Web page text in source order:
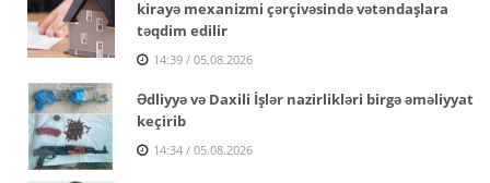
kirayə mexanizmi çərçivəsində vətəndaşlara
təqdim edilir
14:39 / 05.08.2026
Ədliyyə və Daxili İşlər nazirlikləri birgə əməliyyat
keçirib
14:34 / 05.08.2026